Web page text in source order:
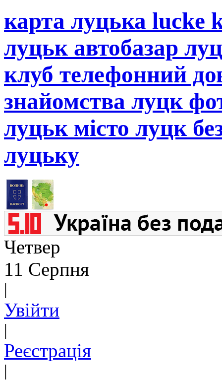
карта луцька lucke
луцьк автобазар
клуб телефонний
знайомства луцк
луцьк місто луцк
луцьку
Четвер
11 Серпня
|
Увійти
|
Реєстрація
|